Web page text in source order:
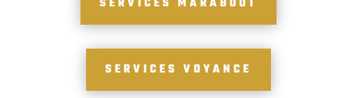
SERVICES MARABOUT
SERVICES VOYANCE